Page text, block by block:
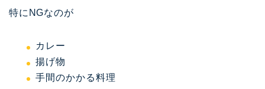
特にNGなのが
カレー
揚げ物
手間のかかる料理